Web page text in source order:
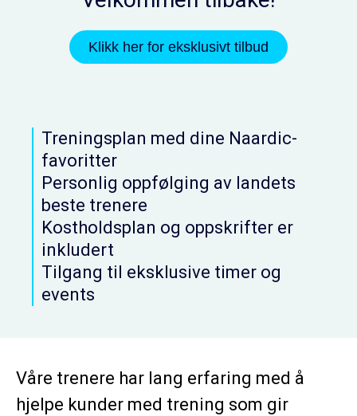
Klikk her for eksklusivt tilbud
Treningsplan med dine Naardic-
favoritter
Personlig oppfølging av landets
beste trenere
Kostholdsplan og oppskrifter er
inkludert
Tilgang til eksklusive timer og
events
Våre trenere har lang erfaring med å
hjelpe kunder med trening som gir